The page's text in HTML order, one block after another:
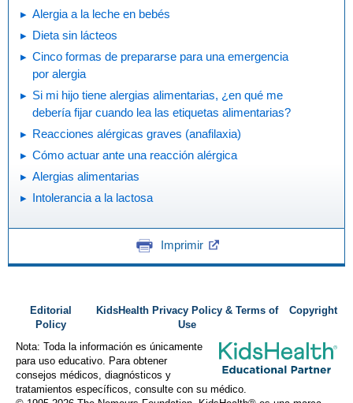
Alergia a la leche en bebés
Dieta sin lácteos
Cinco formas de prepararse para una emergencia
por alergia
Si mi hijo tiene alergias alimentarias, ¿en qué me
debería fijar cuando lea las etiquetas alimentarias?
Reacciones alérgicas graves (anafilaxia)
Cómo actuar ante una reacción alérgica
Alergias alimentarias
Intolerancia a la lactosa
Imprimir
Editorial
Policy
KidsHealth Privacy Policy & Terms of
Use
Copyright
Nota: Toda la información es únicamente
para uso educativo. Para obtener
consejos médicos, diagnósticos y
tratamientos específicos, consulte con su médico.